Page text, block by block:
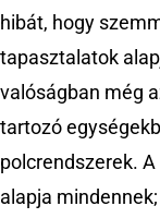
hibát, hogy
tapasztalatok
valóságban még
tartozó
polcrendszerek.
alapja